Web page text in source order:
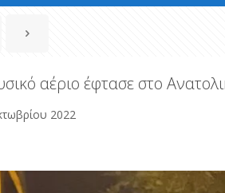
αέριο έφτασε στο
2022